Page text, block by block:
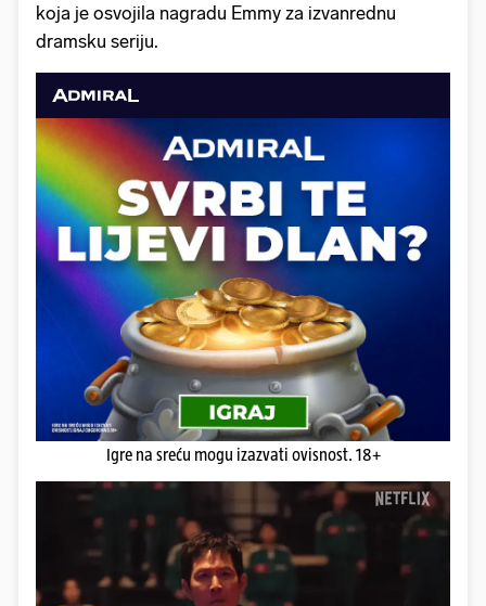
koja je osvojila nagradu Emmy za izvanrednu
dramsku seriju.
Igre na sreću mogu izazvati ovisnost. 18+